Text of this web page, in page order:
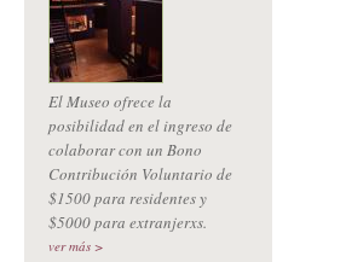
El Museo ofrece la
posibilidad en el ingreso de
colaborar con un Bono
Contribución Voluntario de
$1500 para residentes y
$5000 para extranjerxs.
ver más >